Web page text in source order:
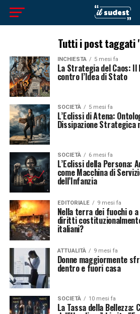
Tutti i post
INCHIESTA 5 mesi fa
La Strategia del Caos:
contro l’Idea di Stato
SOCIETÀ 5 mesi fa
L’Eclissi di Atena:
Dissipazione Strategica
SOCIETÀ 6 mesi fa
L’Eclissi della Persona:
come Macchina di
dell’Infanzia
EDITORIALE 9 mesi fa
Nella terra dei fuochi o
diritti
italiani?
ATTUALITÀ 9 mesi fa
Donne maggiormente
dentro e fuori casa
SOCIETÀ 10 mesi fa
La Tassa della Bellezza: